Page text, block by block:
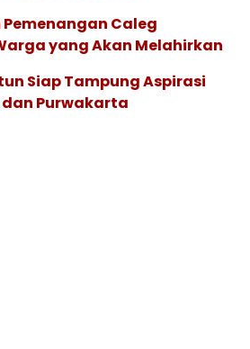
Pemenangan Caleg
yang Akan Melahirkan
Siap Tampung Aspirasi
Purwakarta